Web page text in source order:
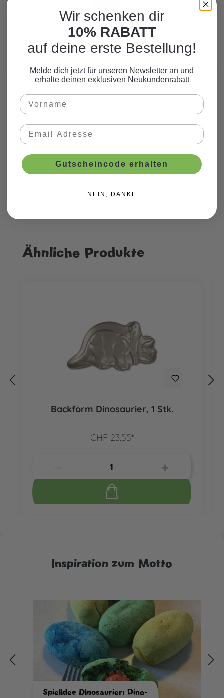
Hier finden Sie viele weitere Produkte
zum Motto.
WEITERE PRODUKTE
Beschreibung
Nährwerte
Produktgalerie überspringen
Ähnliche Produkte
Backform Dinosaurier, 1 Stk.
CHF 23.55*
Inspiration zum Motto
Spielidee Dinosaurier: Dino-
Wir schenken dir
10% RABATT
auf deine erste Bestellung!
Melde dich jetzt für unseren Newsletter an und
erhalte deinen exklusiven Neukundenrabatt
Gutscheincode erhalten
NEIN, DANKE